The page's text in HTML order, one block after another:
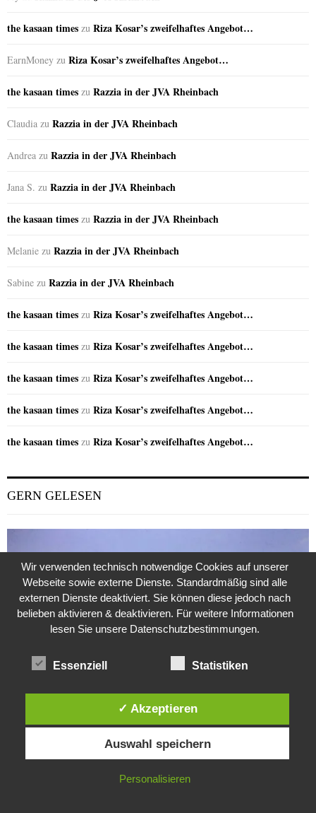
the kasaan times zu Riza Kosar’s zweifelhaftes Angebot…
EarnMoney zu Riza Kosar’s zweifelhaftes Angebot…
the kasaan times zu Razzia in der JVA Rheinbach
Claudia zu Razzia in der JVA Rheinbach
Andrea zu Razzia in der JVA Rheinbach
Jana S. zu Razzia in der JVA Rheinbach
the kasaan times zu Razzia in der JVA Rheinbach
Melanie zu Razzia in der JVA Rheinbach
Sabine zu Razzia in der JVA Rheinbach
the kasaan times zu Riza Kosar’s zweifelhaftes Angebot…
the kasaan times zu Riza Kosar’s zweifelhaftes Angebot…
the kasaan times zu Riza Kosar’s zweifelhaftes Angebot…
the kasaan times zu Riza Kosar’s zweifelhaftes Angebot…
the kasaan times zu Riza Kosar’s zweifelhaftes Angebot…
GERN GELESEN
Jugoslavijo, dobar dan
24. Juli 2020 0
Diese Website verwendet Cookies. Durch die weitere Nutzung dieser
Website stimmst du der Verwendung von Cookies zu.
IN ORDNUNG
Wir verwenden technisch notwendige Cookies auf unserer
Webseite sowie externe Dienste. Standardmäßig sind alle
externen Dienste deaktiviert. Sie können diese jedoch nach
belieben aktivieren & deaktivieren. Für weitere Informationen
lesen Sie unsere Datenschutzbestimmungen.
Essenziell Statistiken
✓ Akzeptieren
Auswahl speichern
Personalisieren